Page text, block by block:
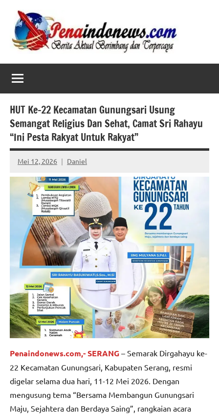
content
HUT Ke-22 Kecamatan Gunungsari Usung
Semangat Religius Dan Sehat, Camat Sri Rahayu
“Ini Pesta Rakyat Untuk Rakyat”
Mei 12, 2026 Daniel
No
comments
Penaindonews.com,- SERANG – Semarak Dirgahayu ke-
22 Kecamatan Gunungsari, Kabupaten Serang, resmi
digelar selama dua hari, 11-12 Mei 2026. Dengan
mengusung tema “Bersama Membangun Gunungsari
Maju, Sejahtera dan Berdaya Saing”, rangkaian acara